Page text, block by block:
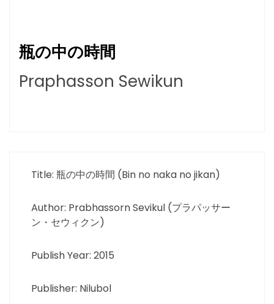
瓶の中の時間
Praphasson Sewikun
Title: 瓶の中の時間 (Bin no naka no jikan)
Author: Prabhassorn Sevikul (プラパッサー
ン・セウィクン)
Publish Year: 2015
Publisher: Nilubol